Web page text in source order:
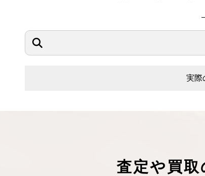
実際
査定や買取